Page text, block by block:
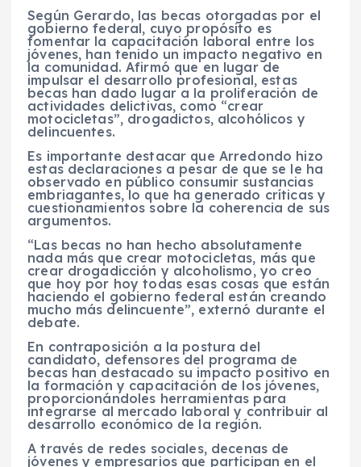
Según Gerardo, las becas otorgadas por el
gobierno federal, cuyo propósito es
fomentar la capacitación laboral entre los
jóvenes, han tenido un impacto negativo en
la comunidad. Afirmó que en lugar de
impulsar el desarrollo profesional, estas
becas han dado lugar a la proliferación de
actividades delictivas, como “crear
motocicletas”, drogadictos, alcohólicos y
delincuentes.
Es importante destacar que Arredondo hizo
estas declaraciones a pesar de que se le ha
observado en público consumir sustancias
embriagantes, lo que ha generado críticas y
cuestionamientos sobre la coherencia de sus
argumentos.
“Las becas no han hecho absolutamente
nada más que crear motocicletas, más que
crear drogadicción y alcoholismo, yo creo
que hoy por hoy todas esas cosas que están
haciendo el gobierno federal están creando
mucho más delincuente”, externó durante el
debate.
En contraposición a la postura del
candidato, defensores del programa de
becas han destacado su impacto positivo en
la formación y capacitación de los jóvenes,
proporcionándoles herramientas para
integrarse al mercado laboral y contribuir al
desarrollo económico de la región.
A través de redes sociales, decenas de
jóvenes y empresarios que participan en el